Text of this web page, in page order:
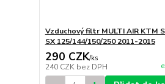
Vzduchový filtr MULTI AIR KTM
SX 125/144/150/250 2011-2015
290 CZK/ks
240 CZK bez DPH